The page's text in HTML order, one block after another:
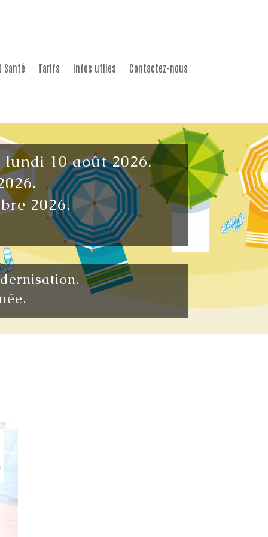
Santé Tarifs Infos utiles Contactez-nous
10 août 2026.
2026.